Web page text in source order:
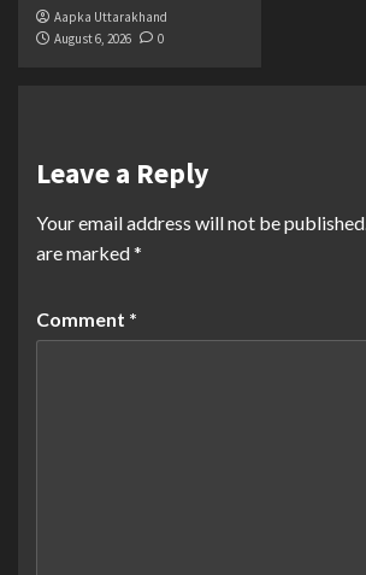
Aapka Uttarakhand
August 6, 2026
0
Leave a Reply
Your email address will not be published.
are marked*
Comment *